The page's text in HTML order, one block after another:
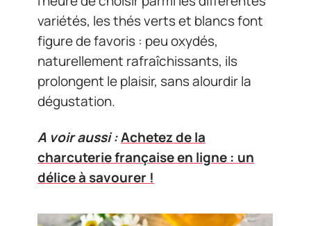
variétés, les thés verts et blancs font
figure de favoris : peu oxydés,
naturellement rafraîchissants, ils
prolongent le plaisir, sans alourdir la
dégustation.
A voir aussi :Achetez de la
charcuterie française en ligne : un
délice à savourer !